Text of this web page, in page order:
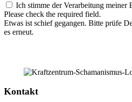
Ich stimme der Verarbeitung meiner
Please check the required field.
Etwas ist schief gegangen. Bitte prüfe
es erneut.
Kontakt